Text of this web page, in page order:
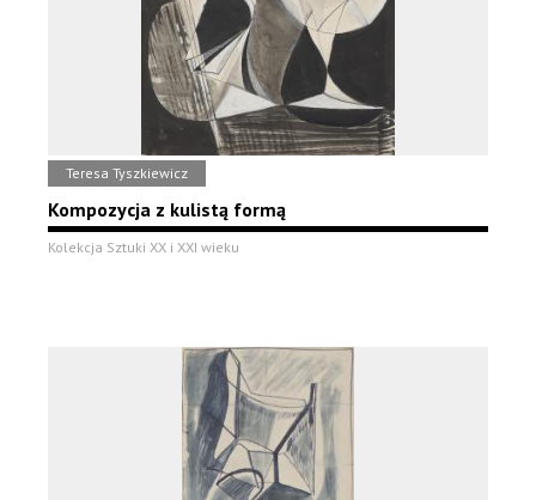
Teresa Tyszkiewicz
Kompozycja z kulistą formą
Kolekcja Sztuki XX i XXI wieku